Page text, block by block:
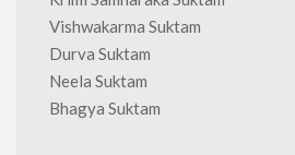
Vishwakarma Suktam
Durva Suktam
Neela Suktam
Bhagya Suktam